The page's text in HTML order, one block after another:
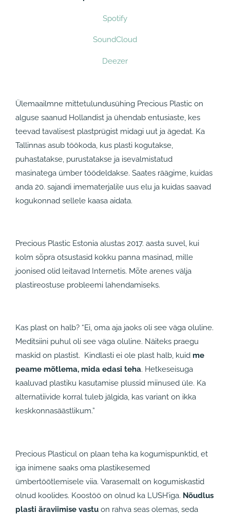
Spotify
SoundCloud
Deezer
Ülemaailmne mittetulundusühing Precious Plastic on
alguse saanud Hollandist ja ühendab entusiaste, kes
teevad tavalisest plastprügist midagi uut ja ägedat. Ka
Tallinnas asub töökoda, kus plasti kogutakse,
puhastatakse, purustatakse ja isevalmistatud
masinatega ümber töödeldakse. Saates räägime, kuidas
anda 20. sajandi imematerjalile uus elu ja kuidas saavad
kogukonnad sellele kaasa aidata.
Precious Plastic Estonia alustas 2017. aasta suvel, kui
kolm sõpra otsustasid kokku panna masinad, mille
joonised olid leitavad Internetis. Mõte arenes välja
plastireostuse probleemi lahendamiseks.
Kas plast on halb? “Ei, oma aja jaoks oli see väga oluline.
Meditsiini puhul oli see väga oluline. Näiteks praegu
maskid on plastist. Kindlasti ei ole plast halb, kuid me
peame mõtlema, mida edasi teha. Hetkeseisuga
kaaluvad plastiku kasutamise plussid miinused üle. Ka
alternatiivide korral tuleb jälgida, kas variant on ikka
keskkonnasäästlikum.”
Precious Plasticul on plaan teha ka kogumispunktid, et
iga inimene saaks oma plastikesemed
ümbertöötlemisele viia. Varasemalt on kogumiskastid
olnud koolides. Koostöö on olnud ka LUSH’iga. Nõudlus
plasti äraviimise vastu on rahva seas olemas, seda